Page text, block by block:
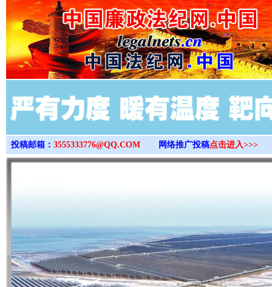
>
投稿邮箱： 3555333776@QQ.COM 网络推广投稿点击进入>>>